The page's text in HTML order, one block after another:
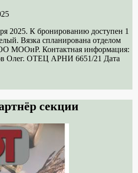
2025. К бронированию доступен 1
Вязка спланирована отделом
МООиР. Контактная информация:
Олег. ОТЕЦ АРНИ 6651/21 Дата
секции